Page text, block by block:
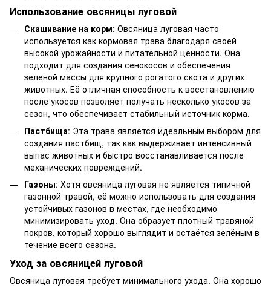
Использование овсяницы луговой
Скашивание на корм: Овсяница луговая часто
используется как кормовая трава благодаря своей
высокой урожайности и питательной ценности. Она
подходит для создания сенокосов и обеспечения
зеленой массы для крупного рогатого скота и других
животных. Её отличная способность к восстановлению
после укосов позволяет получать несколько укосов за
сезон, что обеспечивает стабильный источник корма.
Пастбища: Эта трава является идеальным выбором для
создания пастбищ, так как выдерживает интенсивный
выпас животных и быстро восстанавливается после
механических повреждений.
Газоны: Хотя овсяница луговая не является типичной
газонной травой, её можно использовать для создания
устойчивых газонов в местах, где необходимо
минимизировать уход. Она образует плотный травяной
покров, который хорошо выглядит и остаётся зелёным в
течение всего сезона.
Уход за овсяницей луговой
Овсяница луговая требует минимального ухода. Она хорошо